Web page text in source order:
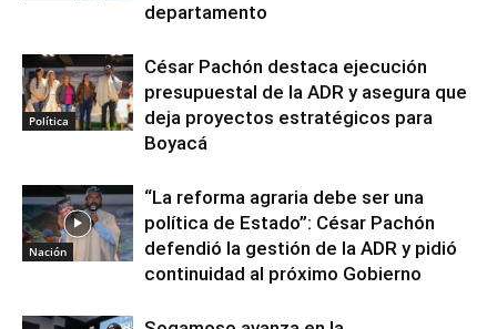
departamento
Política
César Pachón destaca ejecución
presupuestal de la ADR y asegura que
deja proyectos estratégicos para
Boyacá
Nación
“La reforma agraria debe ser una
política de Estado”: César Pachón
defendió la gestión de la ADR y pidió
continuidad al próximo Gobierno